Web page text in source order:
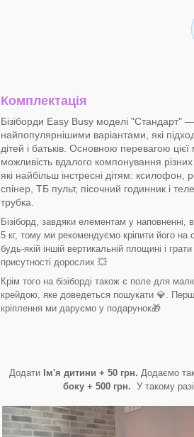
Комплектація
Бізіборди Easy Busy моделі "Стандарт"
найпопулярнішими варіантами, які
дітей і батьків. Основною перевагою цієї
можливість вдалого компонування
які найбільш інстресні дітям: ксилофон,
спінер, ТБ пульт, пісочний годинник і
трубка.
Бізіборд, завдяки елементам у наповненні,
5 кг, тому ми рекомендуємо кріпити його на
будь-якій іншій вертикальній площині і
присутності дорослих 💥
Крім того на бізіборді також є поле для
крейдою, яке доведеться пошукати 💎.
кріплення ми даруємо у подарунок🎁
Додати Ім'я дитини + 50 грн. Додаємо
боку + 500 грн. У такому